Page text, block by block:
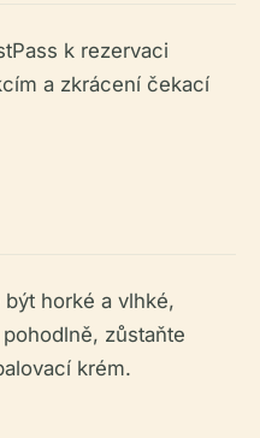
k rezervaci
a zkrácení čekací
horké a vlhké,
zůstaňte
krém.